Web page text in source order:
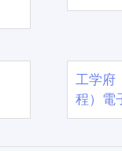
工学
程）電